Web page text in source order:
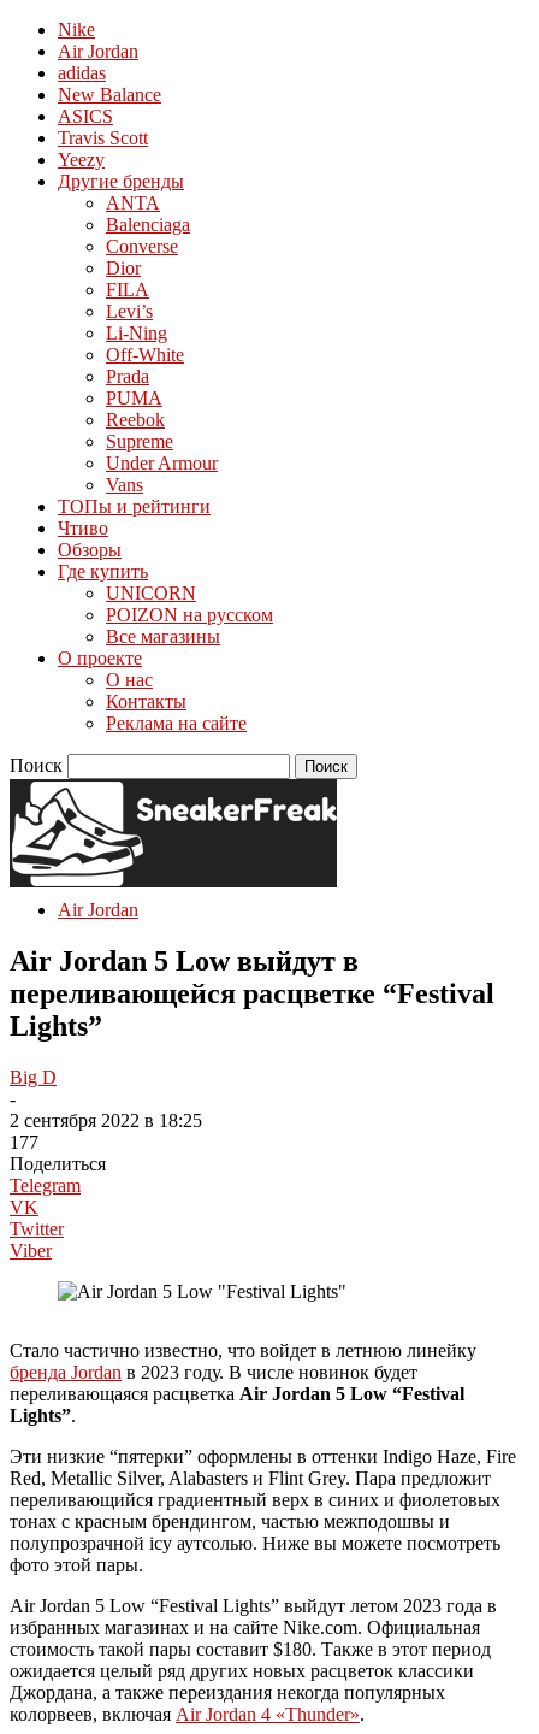
Nike
Air Jordan
adidas
New Balance
ASICS
Travis Scott
Yeezy
Другие бренды
ANTA
Balenciaga
Converse
Dior
FILA
Levi’s
Li-Ning
Off-White
Prada
PUMA
Reebok
Supreme
Under Armour
Vans
ТОПы и рейтинги
Чтиво
Обзоры
Где купить
UNICORN
POIZON на русском
Все магазины
О проекте
О нас
Контакты
Реклама на сайте
Поиск
Air Jordan
Air Jordan 5 Low выйдут в
переливающейся расцветке “Festival
Lights”
Big D
-
2 сентября 2022 в 18:25
177
Поделиться
Telegram
VK
Twitter
Viber
Стало частично известно, что войдет в летнюю линейку
бренда Jordan в 2023 году. В числе новинок будет
переливающаяся расцветка Air Jordan 5 Low “Festival
Lights”.
Эти низкие “пятерки” оформлены в оттенки Indigo Haze, Fire
Red, Metallic Silver, Alabasters и Flint Grey. Пара предложит
переливающийся градиентный верх в синих и фиолетовых
тонах с красным брендингом, частью межподошвы и
полупрозрачной icy аутсолью. Ниже вы можете посмотреть
фото этой пары.
Air Jordan 5 Low “Festival Lights” выйдут летом 2023 года в
избранных магазинах и на сайте Nike.com. Официальная
стоимость такой пары составит $180. Также в этот период
ожидается целый ряд других новых расцветок классики
Джордана, а также переиздания некогда популярных
колорвеев, включая Air Jordan 4 «Thunder».